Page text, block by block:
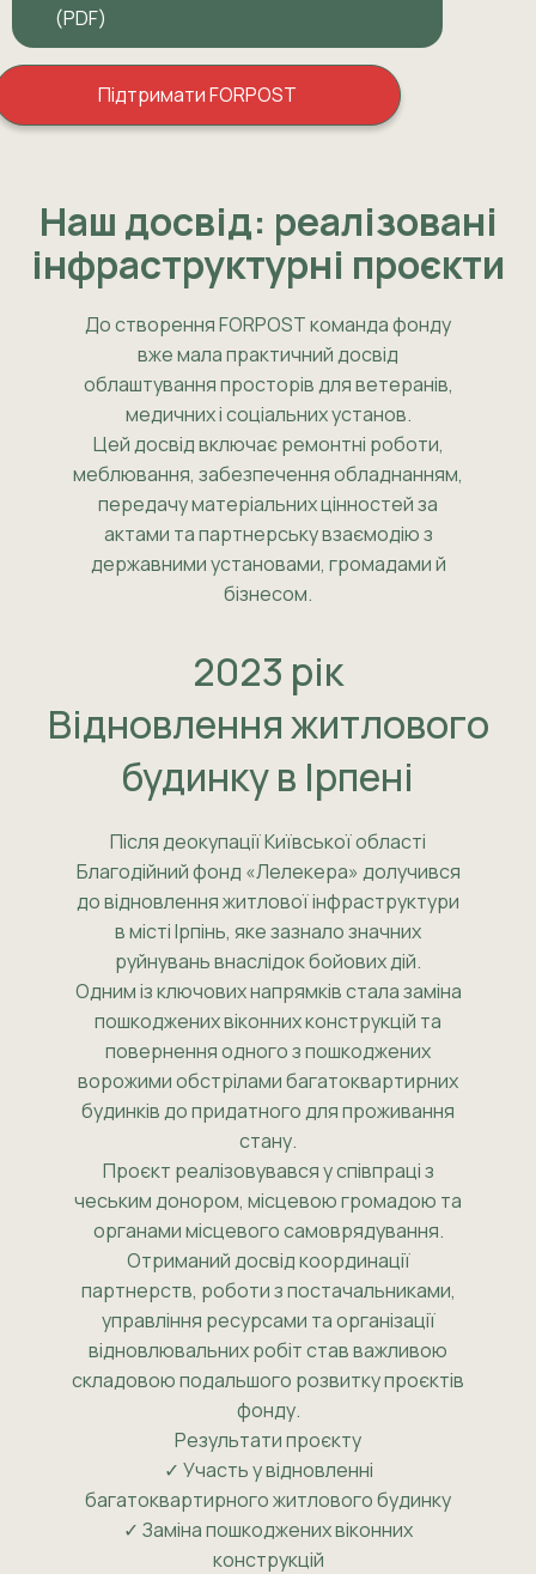
(PDF)
Підтримати FORPOST
Наш досвід: реалізовані
інфраструктурні проєкти
До створення FORPOST команда фонду
вже мала практичний досвід
облаштування просторів для ветеранів,
медичних і соціальних установ.
Цей досвід включає ремонтні роботи,
меблювання, забезпечення обладнанням,
передачу матеріальних цінностей за
актами та партнерську взаємодію з
державними установами, громадами й
бізнесом.
2023 рік
Відновлення житлового
будинку в Ірпені
Після деокупації Київської області
Благодійний фонд «Лелекера» долучився
до відновлення житлової інфраструктури
в місті Ірпінь, яке зазнало значних
руйнувань внаслідок бойових дій.
Одним із ключових напрямків стала заміна
пошкоджених віконних конструкцій та
повернення одного з пошкоджених
ворожими обстрілами багатоквартирних
будинків до придатного для проживання
стану.
Проєкт реалізовувався у співпраці з
чеським донором, місцевою громадою та
органами місцевого самоврядування.
Отриманий досвід координації
партнерств, роботи з постачальниками,
управління ресурсами та організації
відновлювальних робіт став важливою
складовою подальшого розвитку проєктів
фонду.
Результати проєкту
✓ Участь у відновленні
багатоквартирного житлового будинку
✓ Заміна пошкоджених віконних
конструкцій